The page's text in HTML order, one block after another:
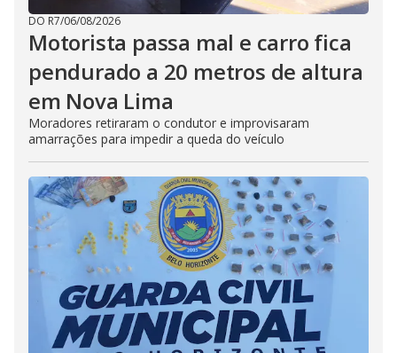
DO R7/06/08/2026
Motorista passa mal e carro fica
pendurado a 20 metros de altura
em Nova Lima
Moradores retiraram o condutor e improvisaram
amarrações para impedir a queda do veículo